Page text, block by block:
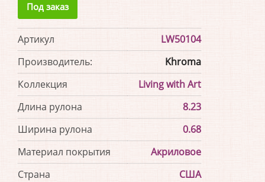
Под заказ
Артикул
LW50104
Производитель:
Khroma
Коллекция
Living with Art
Длина рулона
8.23
Ширина рулона
0.68
Материал покрытия
Акриловое
Страна
США